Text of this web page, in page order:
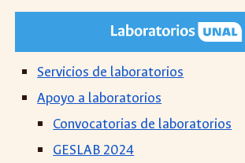
Servicios de laboratorios
Apoyo a laboratorios
Convocatorias de laboratorios
GESLAB 2024